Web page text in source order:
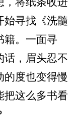
始寻找《洗髓
籍。一面寻
话，眉头忍不
的度也变得慢
这么多书看